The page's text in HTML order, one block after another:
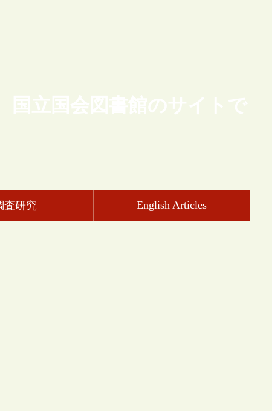
国立国会図書館のサイトで
査研究 English Articles